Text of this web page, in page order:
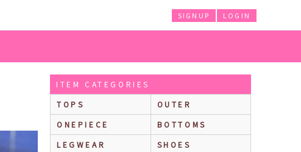
LOGIN
SIGNUP
ITEM CATEGORIES
TOPS
OUTER
ONEPIECE
BOTTOMS
LEGWEAR
SHOES